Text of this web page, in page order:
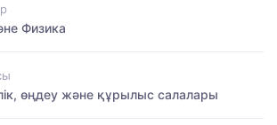
Физика
өңдеу және құрылыс салалары